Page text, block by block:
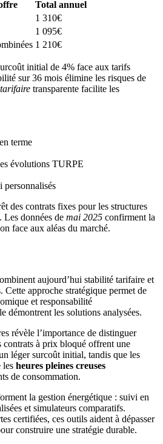
Total annuel
1 310€
1 095€
1 210€
initial de 4% face aux tarifs
sur 36 mois élimine les risques de
transparente facilite les
terme
évolutions TURPE
personnalisés
des contrats fixes pour les structures
données de mai 2025 confirment la
face aux aléas du marché.
aujourd’hui stabilité tarifaire et
approche stratégique permet de
et responsabilité
démontrent les solutions analysées.
révèle l’importance de distinguer
contrats à prix bloqué offrent une
léger surcoût initial, tandis que les
les heures pleines creuses
de consommation.
la gestion énergétique : suivi en
et simulateurs comparatifs.
certifiées, ces outils aident à dépasser
construire une stratégie durable.